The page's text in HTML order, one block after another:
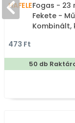
HAFELEFogas - 23
Fekete -
Kombinált,
473 Ft
50 db